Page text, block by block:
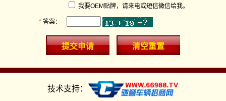
我要OEM贴牌，请来电或短信微信给我。
* 答案：
技术支持：